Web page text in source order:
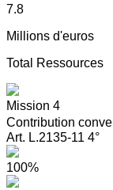
7.8
Millions d'euros
Total Ressources
Mission 4
Contribution
Art. L.2135-11 4°
100%